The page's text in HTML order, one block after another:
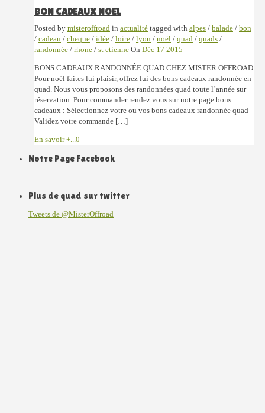
BON CADEAUX NOEL
Posted by misteroffroad in actualité tagged with alpes / balade / bon
/ cadeau / cheque / idée / loire / lyon / noël / quad / quads /
randonnée / rhone / st etienne On Déc 17 2015
BONS CADEAUX RANDONNÉE QUAD CHEZ MISTER OFFROAD
Pour noël faites lui plaisir, offrez lui des bons cadeaux randonnée en
quad. Nous vous proposons des randonnées quad toute l’année sur
réservation. Pour commander rendez vous sur notre page bons
cadeaux : Sélectionnez votre ou vos bons cadeaux randonnée quad
Validez votre commande […]
En savoir +...0
Notre Page Facebook
Plus de quad sur twitter
Tweets de @MisterOffroad